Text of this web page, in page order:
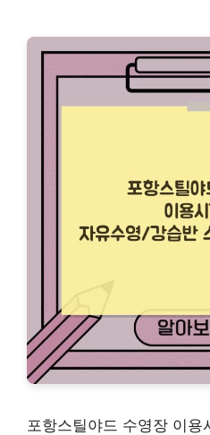
포항스틸야드 수영장 이